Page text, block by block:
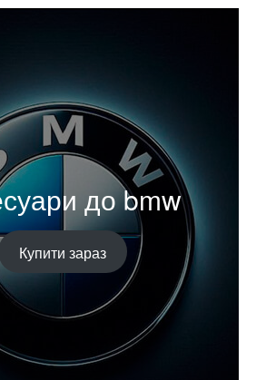
до bmw
Купити зараз